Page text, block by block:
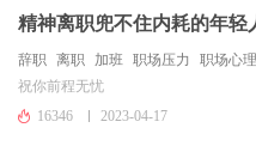
精神离职兜不住内耗的年轻
辞职 离职 加班 职场压力
职场心理
祝你前程无忧
16346
2023-04-17